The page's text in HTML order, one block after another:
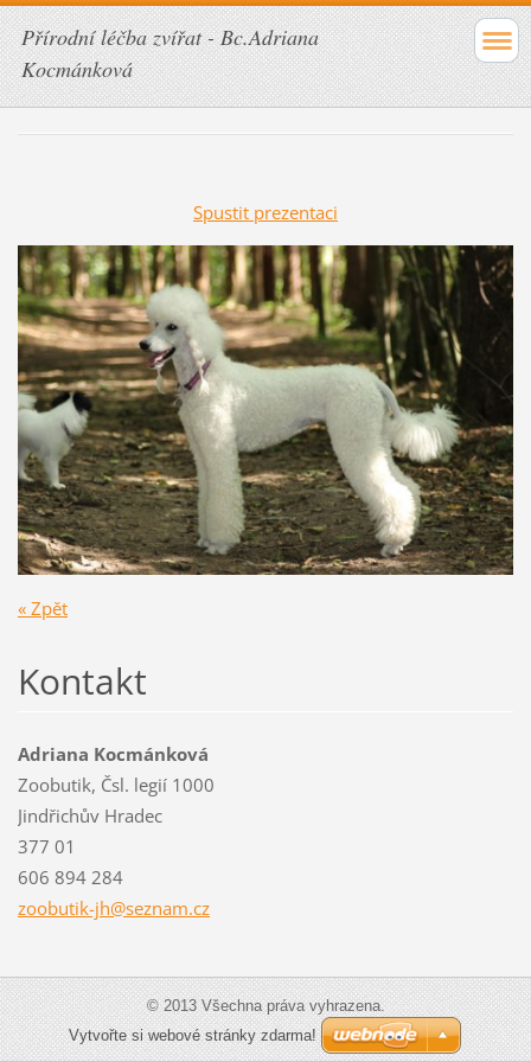
Přírodní léčba zvířat - Bc.Adriana
Kocmánková
Spustit prezentaci
« Zpět
Kontakt
Adriana Kocmánková
Zoobutik, Čsl. legií 1000
Jindřichův Hradec
377 01
606 894 284
zoobutik-jh@seznam.cz
© 2013 Všechna práva vyhrazena.
Vytvořte si webové stránky zdarma!